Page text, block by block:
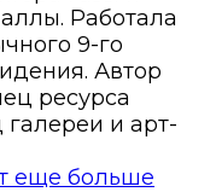
Работала
9-го
Автор
ресурса
и арт-
еще больше